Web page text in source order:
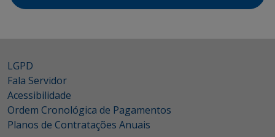
LGPD
Fala Servidor
Acessibilidade
Ordem Cronológica de Pagamentos
Planos de Contratações Anuais